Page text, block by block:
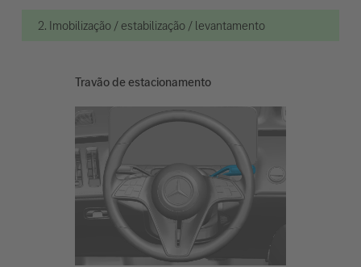
2. Imobilização / estabilização / levantamento
Travão de estacionamento